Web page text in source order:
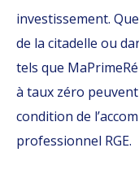
investissement.
de la citadelle ou
tels que
à taux zéro
condition de
professionnel RGE.